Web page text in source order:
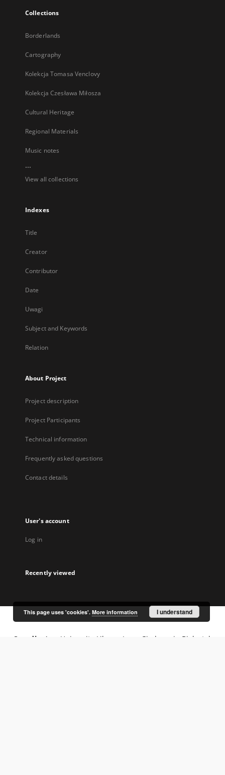
Collections
Borderlands
Cartography
Kolekcja Tomasa Venclovy
Kolekcja Czesława Miłosza
Cultural Heritage
Regional Materials
Music notes
...
View all collections
Indexes
Title
Creator
Contributor
Date
Uwagi
Subject and Keywords
Relation
About Project
Project description
Project Participants
Technical information
Frequently asked questions
Contact details
User's account
Log in
Recently viewed
Coordinator: University Library Jerzy Giedroyc in Białystok
This page uses 'cookies'. More information I understand